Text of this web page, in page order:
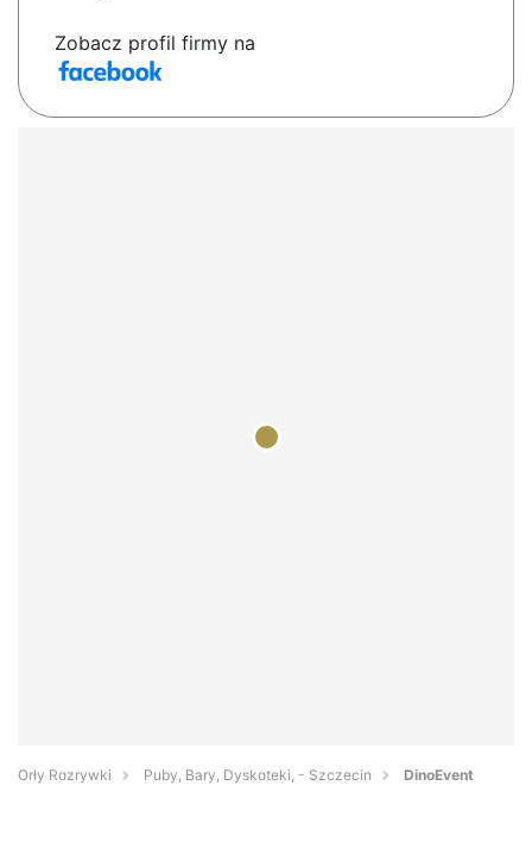
Zobacz profil firmy na
Orły Rozrywki Puby, Bary, Dyskoteki, - Szczecin DinoEvent